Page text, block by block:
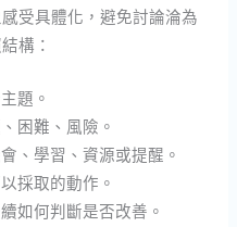
受具體化，避免討論淪為
構：
題。
困難、風險。
、學習、資源或提醒。
採取的動作。
如何判斷是否改善。